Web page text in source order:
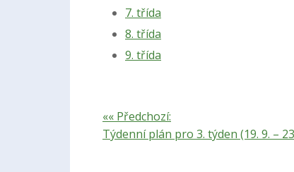
7. třída
8. třída
9. třída
«« Předchozí:
Týdenní plán pro 3. týden (19. 9. –